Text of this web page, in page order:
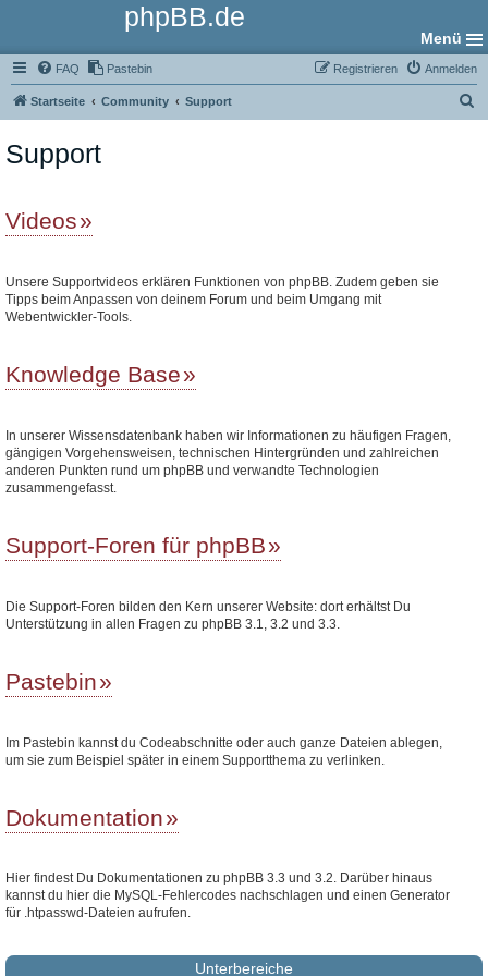
phpBB.de
Menü
FAQ Pastebin Anmelden
Registrieren
Startseite Community Support
Support
Videos
Unsere Supportvideos erklären Funktionen von phpBB. Zudem geben sie
Tipps beim Anpassen von deinem Forum und beim Umgang mit
Webentwickler-Tools.
Knowledge Base
In unserer Wissensdatenbank haben wir Informationen zu häufigen Fragen,
gängigen Vorgehensweisen, technischen Hintergründen und zahlreichen
anderen Punkten rund um phpBB und verwandte Technologien
zusammengefasst.
Support-Foren für phpBB
Die Support-Foren bilden den Kern unserer Website: dort erhältst Du
Unterstützung in allen Fragen zu phpBB 3.1, 3.2 und 3.3.
Pastebin
Im Pastebin kannst du Codeabschnitte oder auch ganze Dateien ablegen,
um sie zum Beispiel später in einem Supportthema zu verlinken.
Dokumentation
Hier findest Du Dokumentationen zu phpBB 3.3 und 3.2. Darüber hinaus
kannst du hier die MySQL-Fehlercodes nachschlagen und einen Generator
für .htpasswd-Dateien aufrufen.
Unterbereiche